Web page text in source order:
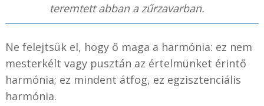
teremtett abban a zűrzavarban.
Ne felejtsük el, hogy ő maga a harmónia: ez nem
mesterkélt vagy pusztán az értelmünket érintő
harmónia; ez mindent átfog, ez egzisztenciális
harmónia.